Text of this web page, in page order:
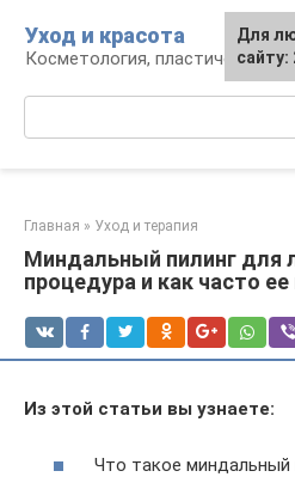
контенту
Уход и красота
Косметология, пластическая
Главная » Уход и терапия
Миндальный пилинг для
процедура и как часто
Из этой статьи вы узнаете:
Что такое миндальный
Для
сайту: